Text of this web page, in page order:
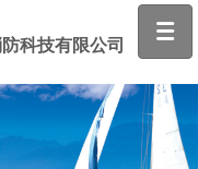
科技有限公司